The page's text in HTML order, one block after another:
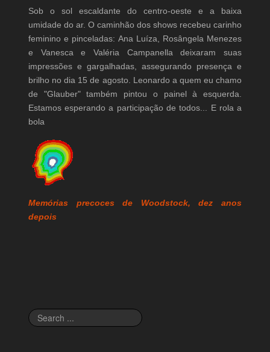
Sob o sol escaldante do centro-oeste e a baixa
umidade do ar. O caminhão dos shows recebeu carinho
feminino e pinceladas: Ana Luíza, Rosângela Menezes
e Vanesca e Valéria Campanella deixaram suas
impressões e gargalhadas, assegurando presença e
brilho no dia 15 de agosto. Leonardo a quem eu chamo
de "Glauber" também pintou o painel à esquerda.
Estamos esperando a participação de todos... E rola a
bola
Memórias precoces de Woodstock, dez anos
depois
Search
...